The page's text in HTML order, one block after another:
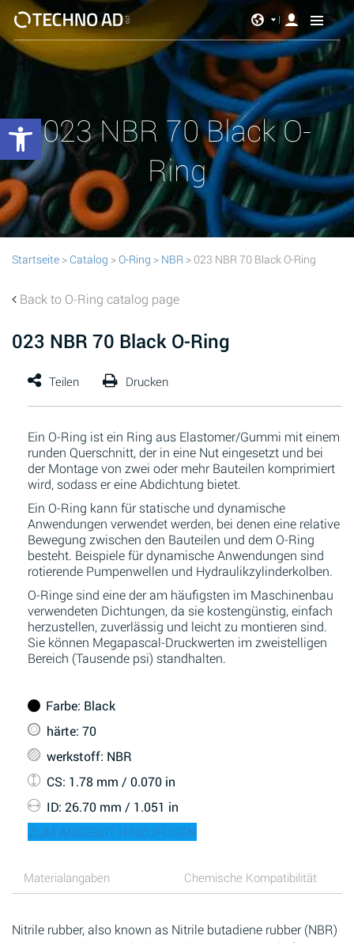
023 NBR 70 Black O-
Ring
Startseite > Catalog >O-Ring > NBR > 023 NBR 70 Black O-Ring
Back to O-Ring catalog page
023 NBR 70 Black O-Ring
Ein O-Ring ist ein Ring aus Elastomer/Gummi mit einem
runden Querschnitt, der in eine Nut eingesetzt und bei
der Montage von zwei oder mehr Bauteilen komprimiert
wird, sodass er eine Abdichtung bietet.
Ein O-Ring kann für statische und dynamische
Anwendungen verwendet werden, bei denen eine relative
Bewegung zwischen den Bauteilen und dem O-Ring
besteht. Beispiele für dynamische Anwendungen sind
rotierende Pumpenwellen und Hydraulikzylinderkolben.
O-Ringe sind eine der am häufigsten im Maschinenbau
verwendeten Dichtungen, da sie kostengünstig, einfach
herzustellen, zuverlässig und leicht zu montieren sind.
Sie können Megapascal-Druckwerten im zweistelligen
Bereich (Tausende psi) standhalten.
Farbe: Black
härte: 70
werkstoff: NBR
CS: 1.78 mm / 0.070 in
ID: 26.70 mm / 1.051 in
ZUM ANGEBOT HINZUFÜGEN
Materialangaben Chemische Kompatibilität
Nitrile rubber, also known as Nitrile butadiene rubber (NBR)
Werkzeugleiste öffnen